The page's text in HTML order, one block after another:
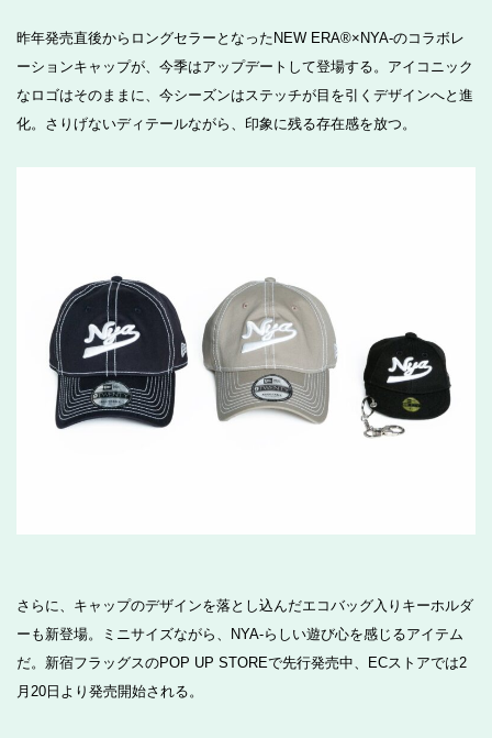
昨年発売直後からロングセラーとなったNEW ERA®×NYA-のコラボレ
ーションキャップが、今季はアップデートして登場する。アイコニック
なロゴはそのままに、今シーズンはステッチが目を引くデザインへと進
化。さりげないディテールながら、印象に残る存在感を放つ。
さらに、キャップのデザインを落とし込んだエコバッグ入りキーホルダ
ーも新登場。ミニサイズながら、NYA-らしい遊び心を感じるアイテム
だ。新宿フラッグスのPOP UP STOREで先行発売中、ECストアでは2
月20日より発売開始される。